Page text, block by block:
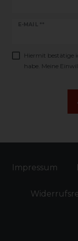
E-MAIL **
Newsletter
Hiermit bestätige
habe. Meine
Impressum